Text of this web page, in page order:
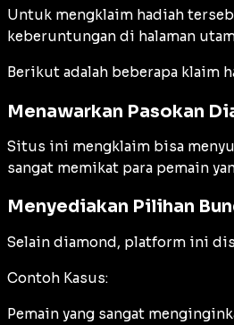
Untuk mengklaim hadiah
keberuntungan di halaman
Berikut adalah beberapa klaim
Menawarkan Pasokan
Situs ini mengklaim bisa
sangat memikat para pemain
Menyediakan Pilihan
Selain diamond, platform ini
Contoh Kasus:
Pemain yang sangat